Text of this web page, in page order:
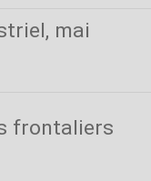
mai
frontaliers